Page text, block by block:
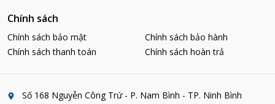
Chính sách
Chính sách bảo mật
Chính sách bảo hành
Chính sách thanh toán
Chính sách hoàn trả
Số 168 Nguyễn Công Trứ - P. Nam Bình - TP. Ninh Bình